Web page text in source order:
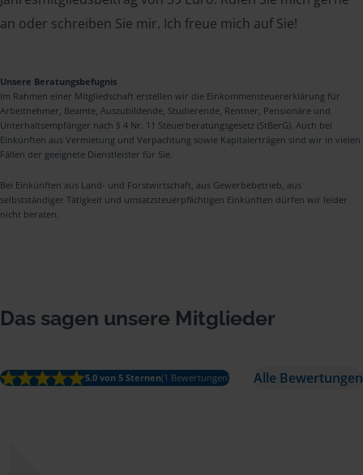
an oder schreiben Sie mir. Ich freue mich auf Sie!
Unsere Beratungsbefugnis
Im Rahmen einer Mitgliedschaft erstellen wir die Einkommensteuererklärung für
Arbeitnehmer, Beamte, Auszubildende, Studierende, Rentner, Pensionäre und
Unterhaltsempfänger nach § 4 Nr. 11 Steuerberatungsgesetz (StBerG). Auch bei
Einkünften aus Vermietung und Verpachtung sowie Kapitalerträgen sind wir in vielen
Fällen der geeignete Dienstleister für Sie.
Bei Einkünften aus Land- und Forstwirtschaft, aus Gewerbebetrieb, aus
selbstständiger Tätigkeit und umsatzsteuerpflichtigen Einkünften dürfen wir leider
nicht beraten.
Das sagen unsere Mitglieder
5.0 von 5 Sternen(1 Bewertungen) Alle Bewertungen